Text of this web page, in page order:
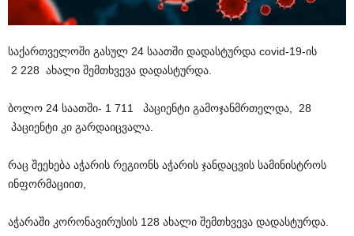
საქართველოში გასულ 24 საათში დადასტურდა covid-19-ის
2 228 ახალი შემთხვევა დადასტურდა.
ბოლო 24 საათში- 1 711 პაციენტი გამოჯანმრთელდა, 28
პაციენტი კი გარდაიცვალა.
რაც შეეხება აჭარის რეგიონს აჭარის ჯანდაცვის სამინისტროს
ინფორმაციით,
აჭარაში კორონავირუსის 128 ახალი შემთხვევა დადასტურდა.